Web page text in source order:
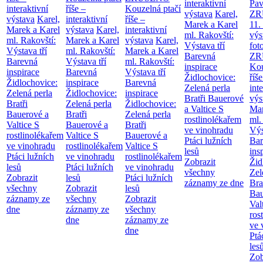
interaktivní
výstava Karel,
Marek a Karel
ml. Rakovští:
Výstava tří
Barevná
inspirace
Židlochovice:
Zelená perla
Bratři
Bauerové a
Valtice S
rostlinolékařem
ve vinohradu
Ptáci lužních
lesů
Zobrazit
všechny
záznamy ze
dne
říše –
interaktivní
výstava Karel,
Marek a Karel
ml. Rakovští:
Výstava tří
Barevná
inspirace
Židlochovice:
Zelená perla
Bratři
Bauerové a
Valtice S
rostlinolékařem
ve vinohradu
Ptáci lužních
lesů
Zobrazit
všechny
záznamy ze
dne
Kouzelná ptačí
říše –
interaktivní
výstava Karel,
Marek a Karel
ml. Rakovští:
Výstava tří
Barevná
inspirace
Židlochovice:
Zelená perla
Bratři
Bauerové a
Valtice S
rostlinolékařem
ve vinohradu
Ptáci lužních
lesů
Zobrazit
všechny
záznamy ze
dne
interaktivní
výstava Karel,
Marek a Karel
ml. Rakovští:
Výstava tří
Barevná
inspirace
Židlochovice:
Zelená perla
Bratři Bauerové
a Valtice S
rostlinolékařem
ve vinohradu
Ptáci lužních
lesů
Zobrazit
všechny
záznamy ze dne
ml.
ve